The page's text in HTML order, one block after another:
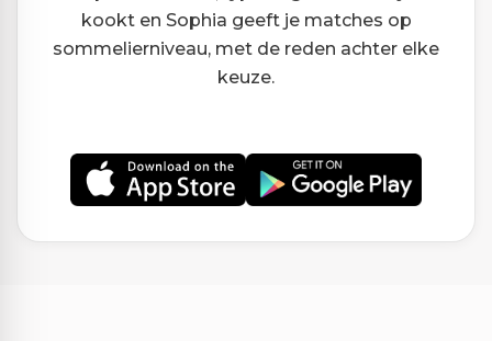
kookt en Sophia geeft je matches op
sommelierniveau, met de reden achter elke
keuze.